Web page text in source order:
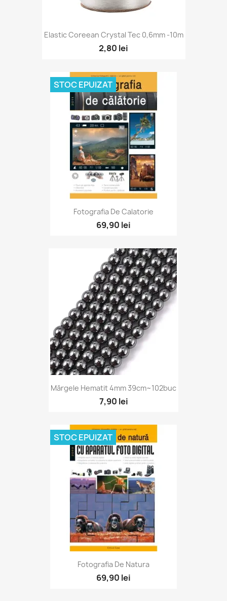
Elastic Coreean Crystal Tec 0,6mm -10m
2,80 lei
Fotografia De Calatorie
69,90 lei
STOC EPUIZAT
Mărgele Hematit 4mm 39cm~102buc
7,90 lei
Fotografia De Natura
69,90 lei
STOC EPUIZAT